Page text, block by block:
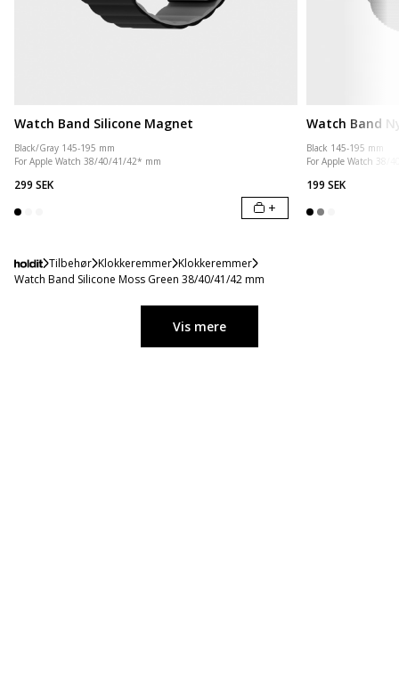
Watch Band Silicone Magnet
Black/Gray 145-195 mm
For Apple Watch 38/40/41/42* mm
299 SEK
+
Watch Band
Black 145-195 mm
For Apple Watch 38/
199 SEK
Tilbehør Klokkeremmer Klokkeremmer
Watch Band Silicone Moss Green 38/40/41/42 mm
Vis mere